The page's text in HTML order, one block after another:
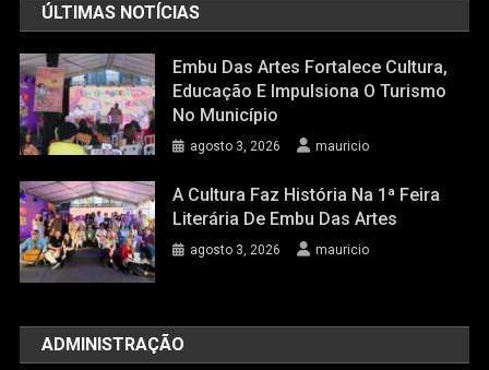
ÚLTIMAS NOTÍCIAS
Embu Das Artes Fortalece Cultura,
Educação E Impulsiona O Turismo
No Município
agosto 3, 2026 mauricio
A Cultura Faz História Na 1ª Feira
Literária De Embu Das Artes
agosto 3, 2026 mauricio
ADMINISTRAÇÃO